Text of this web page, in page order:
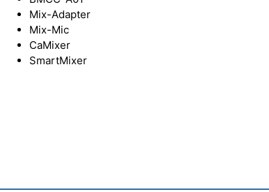
Mix-Adapter
Mix-Mic
CaMixer
SmartMixer